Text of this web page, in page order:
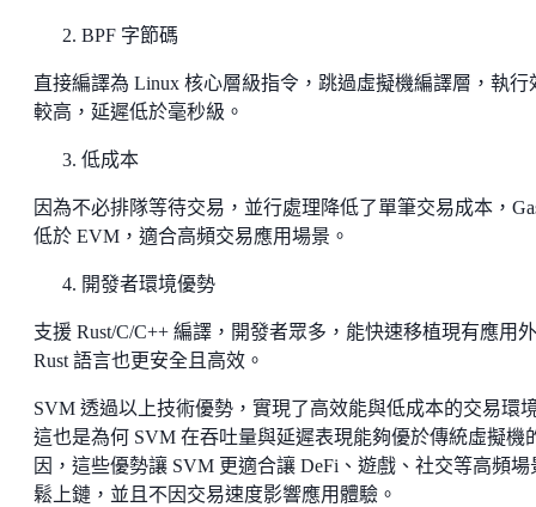
BPF 字節碼
直接編譯為 Linux 核心層級指令，跳過虛擬機編譯層，執行
較高，延遲低於毫秒級。
低成本
因為不必排隊等待交易，並行處理降低了單筆交易成本，
低於 EVM，適合高頻交易應用場景。
開發者環境優勢
支援 Rust/C/C++ 編譯，開發者眾多，能快速移植現有應用
Rust 語言也更安全且高效。
SVM 透過以上技術優勢，實現了高效能與低成本的交易環
這也是為何 SVM 在吞吐量與延遲表現能夠優於傳統虛擬機
因，這些優勢讓 SVM 更適合讓 DeFi、遊戲、社交等高頻場
鬆上鏈，並且不因交易速度影響應用體驗。